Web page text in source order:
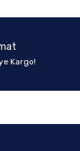
Kargo!